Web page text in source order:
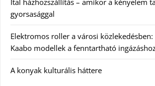
Ital házhozszállítás – amikor a kényelem
gyorsasággal
Elektromos roller a városi közlekedésben:
Kaabo modellek a fenntartható
A konyak kulturális háttere